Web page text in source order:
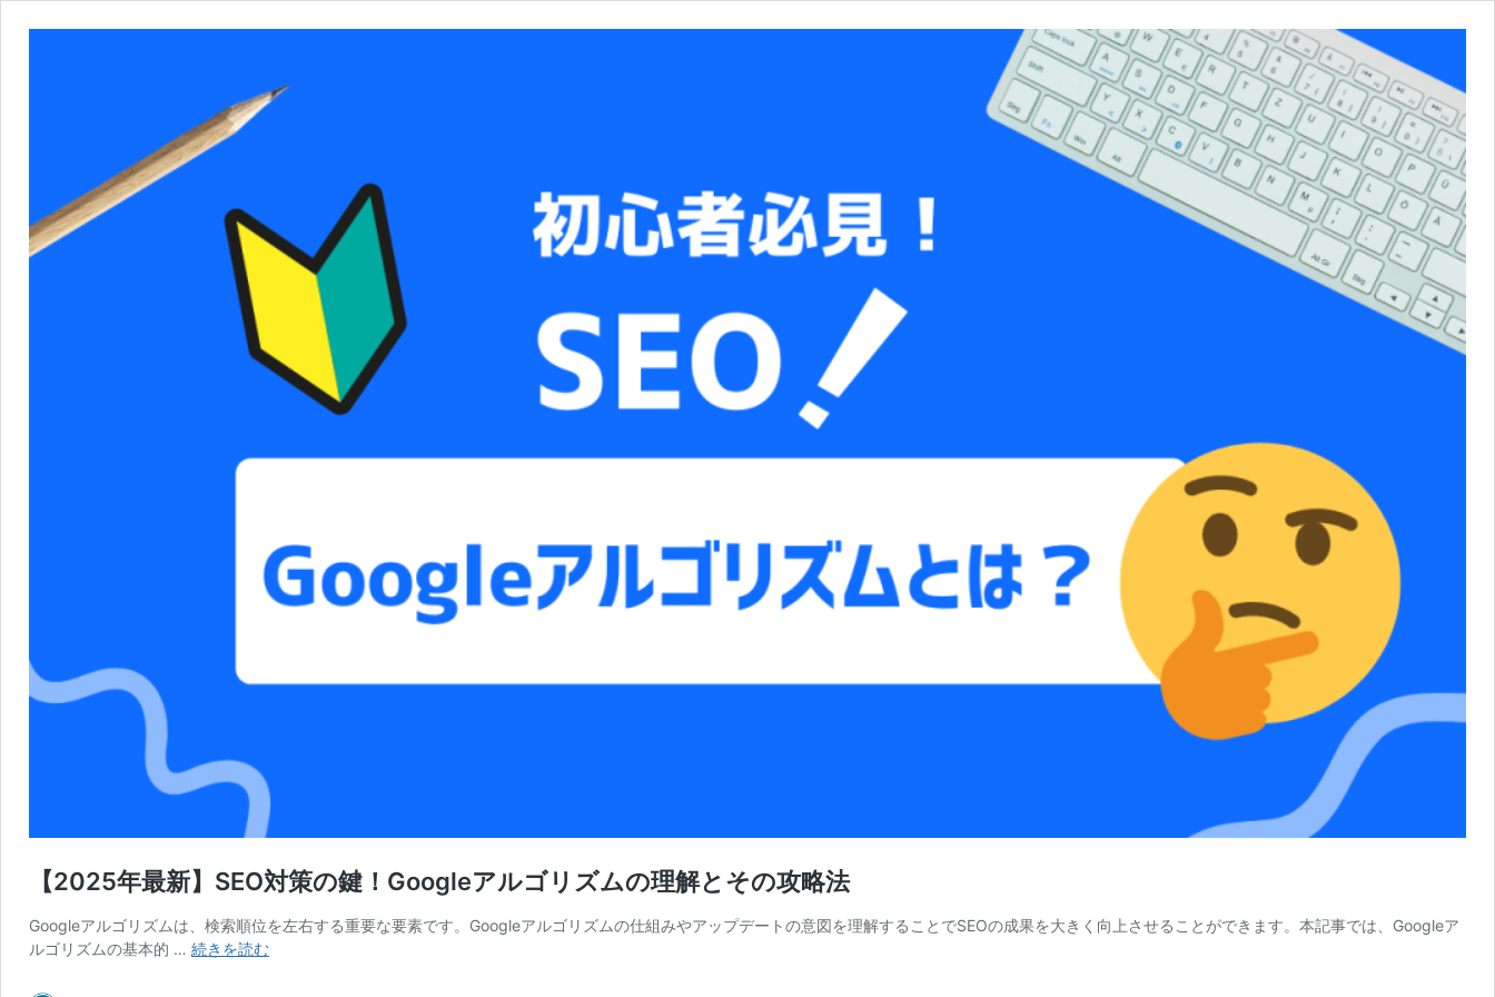
【2025年最新】SEO対策の鍵！Googleアルゴリズムの理解とその攻略法
Googleアルゴリズムは、検索順位を左右する重要な要素です。Googleアルゴリズムの仕組みやアップデートの意図を理解することでSEOの成果を大きく向上させることができます。本記事では、Googleア
ルゴリズムの基本的 … 続きを読む【2025